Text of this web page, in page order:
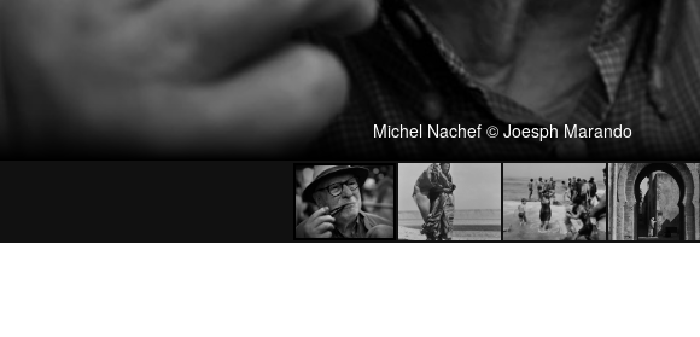
Michel Nachef © Joesph Marando